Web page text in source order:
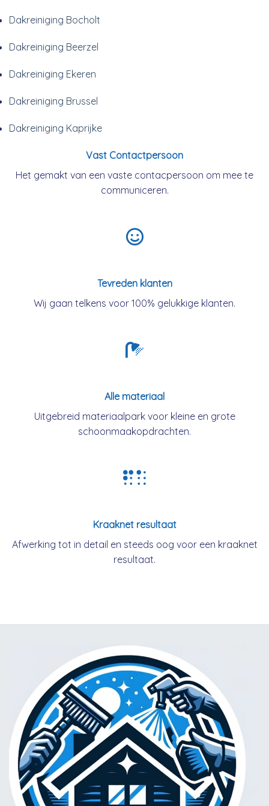
Dakreiniging Bocholt
Dakreiniging Beerzel
Dakreiniging Ekeren
Dakreiniging Brussel
Dakreiniging Kaprijke
Vast Contactpersoon
Het gemakt van een vaste contacpersoon om mee te
communiceren.
Tevreden klanten
Wij gaan telkens voor 100% gelukkige klanten.
Alle materiaal
Uitgebreid materiaalpark voor kleine en grote
schoonmaakopdrachten.
Kraaknet resultaat
Afwerking tot in detail en steeds oog voor een kraaknet
resultaat.